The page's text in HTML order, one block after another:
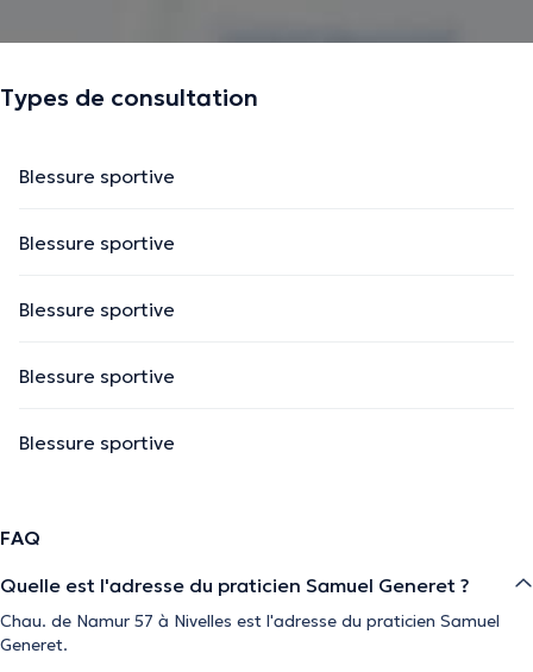
Types de consultation
Blessure sportive
Blessure sportive
Blessure sportive
Blessure sportive
Blessure sportive
FAQ
Quelle est l'adresse du praticien Samuel Generet ?
Chau. de Namur 57 à Nivelles est l'adresse du praticien Samuel
Generet.